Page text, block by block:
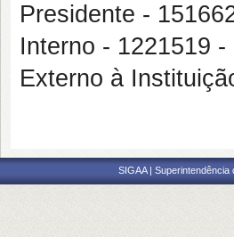
Presidente -
Interno - 1221519
Externo à
SIGAA |